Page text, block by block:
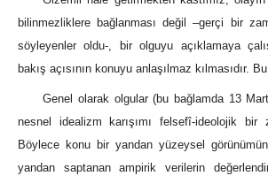
bilinmezliklere bağlanması değil –gerçi bir
söyleyenler oldu-, bir olguyu açıklamaya
bakış açısının konuyu anlaşılmaz kılmasıdır.
Genel olarak olgular (bu bağlamda 13
nesnel idealizm karışımı felsefî-ideolojik bir
Böylece konu bir yandan yüzeysel
yandan saptanan ampirik verilerin